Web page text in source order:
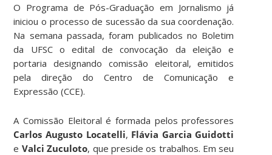
O Programa de Pós-Graduação em Jornalismo já
iniciou o processo de sucessão da sua coordenação.
Na semana passada, foram publicados no Boletim
da UFSC o edital de convocação da eleição e
portaria designando comissão eleitoral, emitidos
pela direção do Centro de Comunicação e
Expressão (CCE).
A Comissão Eleitoral é formada pelos professores
Carlos Augusto Locatelli, Flávia Garcia Guidotti
e Valci Zuculoto, que preside os trabalhos. Em seu